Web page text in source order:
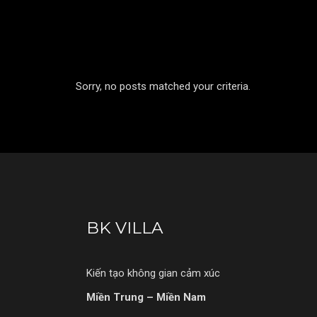
Sorry, no posts matched your criteria.
BK VILLA
Kiến tạo không gian cảm xúc
Miền Trung – Miền Nam